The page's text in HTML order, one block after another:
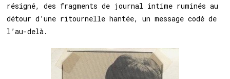
résigné, des fragments de journal intime ruminés au
détour d’une ritournelle hantée, un message codé de
l’au-delà.